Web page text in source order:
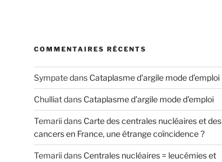
COMMENTAIRES RÉCENTS
Sympatedans Cataplasme d’argile mode d’emploi
Chulliatdans Cataplasme d’argile mode d’emploi
Temariidans Carte des centrales nucléaires et des
cancers en France, une étrange coïncidence ?
Temariidans Centrales nucléaires = leucémies et